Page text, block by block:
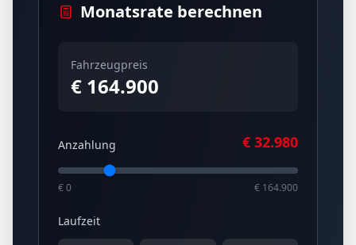
Monatsrate berechnen
Fahrzeugpreis
€ 164.900
Anzahlung € 32.980
€ 0 € 164.900
Laufzeit